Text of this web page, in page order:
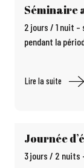
Séminaire
2 jours / 1 nuit –
pendant la
Lire la suite
Journée
3 jours / 2 nuits